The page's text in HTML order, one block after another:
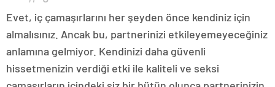
Evet, iç çamaşırlarını her şeyden önce kendiniz için
almalısınız. Ancak bu, partnerinizi etkileyemeyeceğiniz
anlamına gelmiyor. Kendinizi daha güvenli
hissetmenizin verdiği etki ile kaliteli ve seksi